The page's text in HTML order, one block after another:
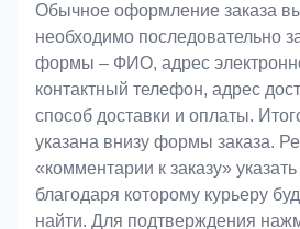
Обычное оформление заказа
необходимо последовательно
формы – ФИО, адрес
контактный телефон, адрес
способ доставки и оплаты.
указана внизу формы заказа.
«комментарии к заказу»
благодаря которому курьеру
найти. Для подтверждения